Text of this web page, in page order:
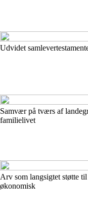
Udvidet
Samvær på tværs af
familielivet
Arv som langsigtet støtte
økonomisk